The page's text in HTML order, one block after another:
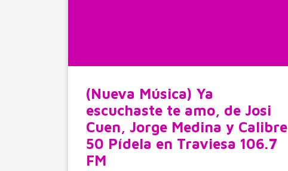
(Nueva Música) Ya
escuchaste te amo, de Josi
Cuen, Jorge Medina y Calibre
50 Pídela en Traviesa 106.7
FM